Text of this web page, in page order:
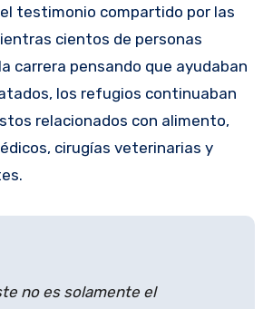
testimonio compartido por las
cientos de personas
carrera pensando que ayudaban
los refugios continuaban
relacionados con alimento,
cirugías veterinarias y
no es solamente el